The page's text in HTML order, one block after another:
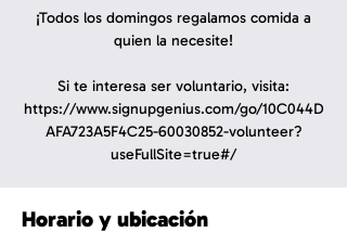
¡Todos los domingos regalamos comida a
quien la necesite!
Si te interesa ser voluntario, visita:
https://www.signupgenius.com/go/10C044D
AFA723A5F4C25-60030852-volunteer?
useFullSite=true#/
Horario y ubicación